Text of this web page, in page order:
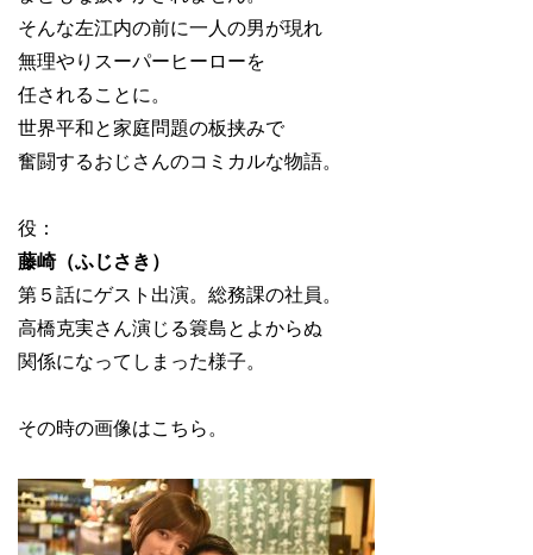
そんな左江内の前に一人の男が現れ
無理やりスーパーヒーローを
任されることに。
世界平和と家庭問題の板挟みで
奮闘するおじさんのコミカルな物語。
役：
藤崎（ふじさき）
第５話にゲスト出演。総務課の社員。
高橋克実さん演じる簑島とよからぬ
関係になってしまった様子。
その時の画像はこちら。